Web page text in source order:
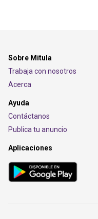
Sobre Mitula
Trabaja con nosotros
Acerca
Ayuda
Contáctanos
Publica tu anuncio
Aplicaciones